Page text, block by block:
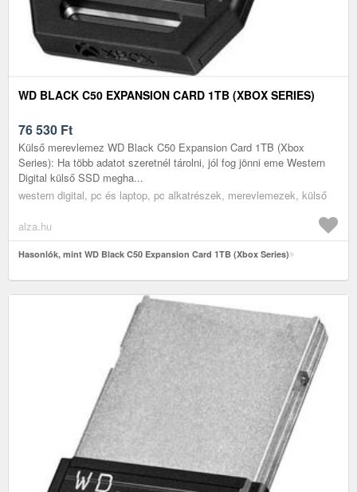
WD BLACK C50 EXPANSION CARD 1TB (XBOX SERIES)
76 530 Ft
Külső merevlemez WD Black C50 Expansion Card 1TB (Xbox
Series): Ha több adatot szeretnél tárolni, jól fog jönni eme Western
Digital külső SSD megha...
western digital, pc és laptop, pc alkatrészek, merevlemezek, külső
alza.hu
Hasonlók, mint WD Black C50 Expansion Card 1TB (Xbox Series)